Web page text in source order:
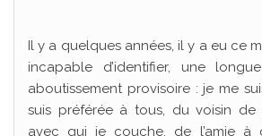
Il y a quelques années, il y a eu ce
incapable d’identifier, une
aboutissement provisoire : je me
suis préférée à tous, du voisin de
avec qui je couche, de l’amie à